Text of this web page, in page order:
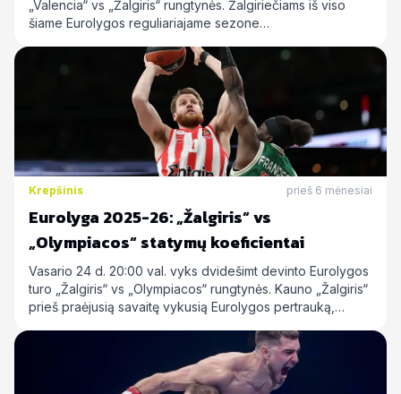
„Valencia“ vs „Žalgiris“ rungtynės. Žalgiriečiams iš viso
šiame Eurolygos reguliariajame sezone…
Krepšinis prieš 6 mėnesiai
Eurolyga 2025-26: „Žalgiris“ vs
„Olympiacos“ statymų koeficientai
Vasario 24 d. 20:00 val. vyks dvidešimt devinto Eurolygos
turo „Žalgiris“ vs „Olympiacos“ rungtynės. Kauno „Žalgiris“
prieš praėjusią savaitę vykusią Eurolygos pertrauką,…